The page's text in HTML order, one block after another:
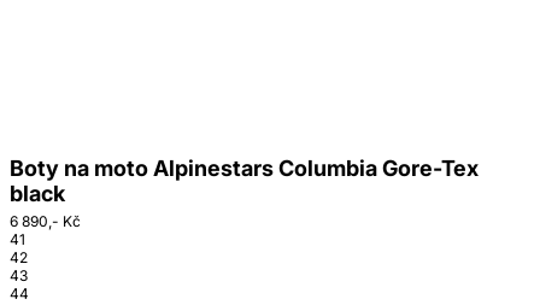
Boty na moto Alpinestars Columbia Gore-Tex
black
6 890,- Kč
41
42
43
44